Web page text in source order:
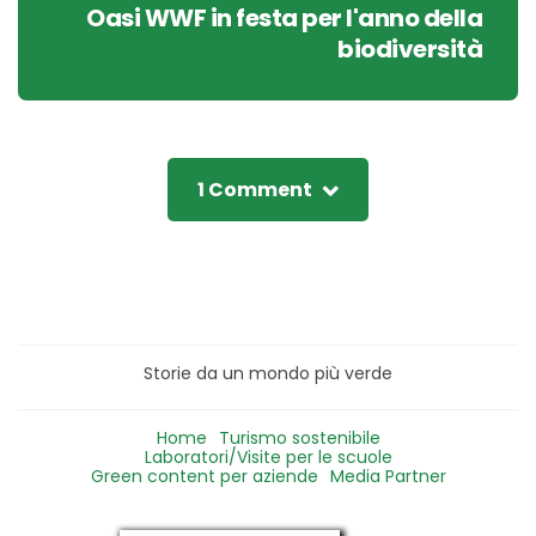
Oasi WWF in festa per l'anno della
biodiversità
1 Comment
Storie da un mondo più verde
Home Turismo sostenibile
Laboratori/Visite per le scuole
Green content per aziende Media Partner